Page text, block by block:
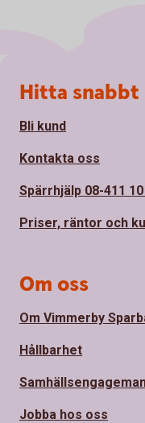
Sidfot
Hitta snabbt
Bli kund
Kontakta oss
Spärrhjälp 08-411 10
Priser, räntor och
Om oss
Om Vimmerby
Hållbarhet
Jobba hos oss